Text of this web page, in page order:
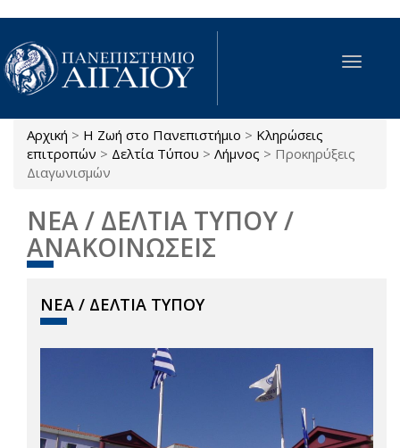
Παράκαμψη προς το κυρίως περιεχόμενο
Toggle
Είστε εδώ
Αρχική > Η Ζωή στο Πανεπιστήμιο > Κληρώσεις
επιτροπών > Δελτία Τύπου > Λήμνος > Προκηρύξεις
Διαγωνισμών
ΝΕΑ / ΔΕΛΤΙΑ ΤΥΠΟΥ /
ΑΝΑΚΟΙΝΩΣΕΙΣ
ΝΕΑ / ΔΕΛΤΙΑ ΤΥΠΟΥ